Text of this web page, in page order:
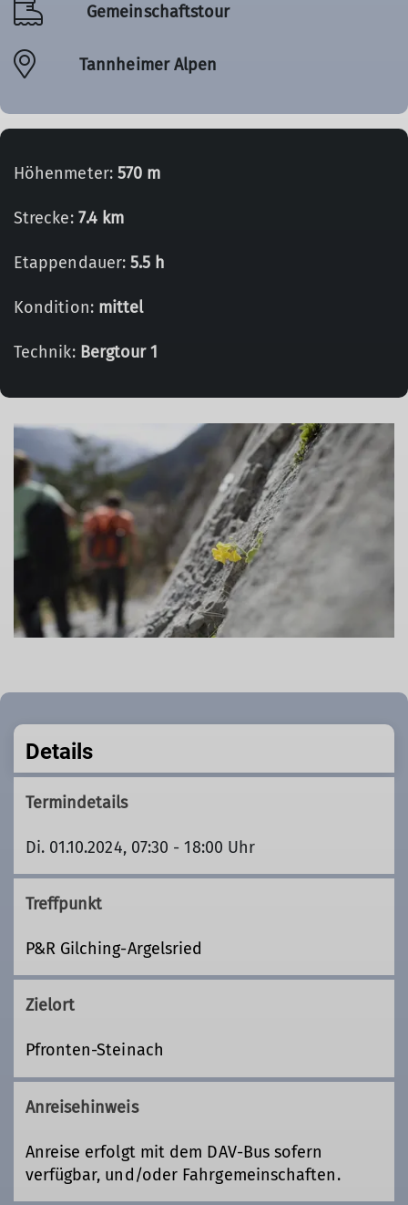
Gemeinschaftstour
Tannheimer Alpen
Höhenmeter: 570 m
Strecke: 7.4 km
Etappendauer:5.5 h
Kondition: mittel
Technik: Bergtour 1
Details
Termindetails
Di. 01.10.2024, 07:30 - 18:00 Uhr
Treffpunkt
P&R Gilching-Argelsried
Zielort
Pfronten-Steinach
Anreisehinweis
Anreise erfolgt mit dem DAV-Bus sofern
verfügbar, und/oder Fahrgemeinschaften.